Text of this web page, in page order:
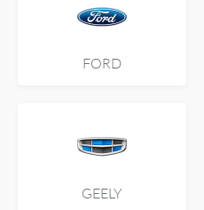
FORD
GEELY